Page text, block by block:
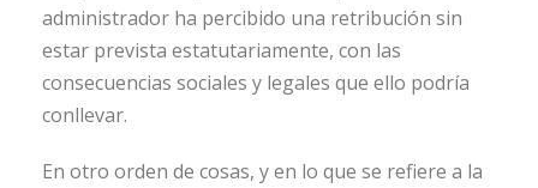
administrador ha percibido una retribución sin
estar prevista estatutariamente, con las
consecuencias sociales y legales que ello podría
conllevar.
En otro orden de cosas, y en lo que se refiere a la